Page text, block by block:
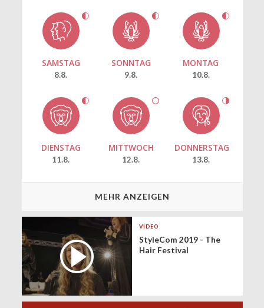
SAMSTAG
8.8.
SONNTAG
9.8.
MONTAG
10.8.
DIENSTAG
11.8.
MITTWOCH
12.8.
DONNERSTAG
13.8.
MEHR ANZEIGEN
VIDEO
StyleCom 2019 - The
Hair Festival